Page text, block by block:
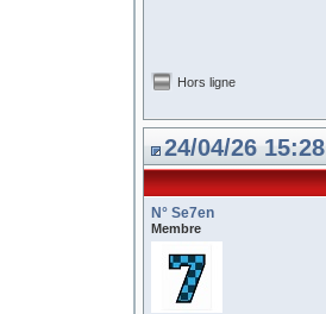
Hors ligne
24/04/26 15:28
N° Se7en
Membre